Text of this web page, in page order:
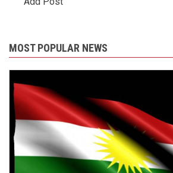
MOST POPULAR NEWS